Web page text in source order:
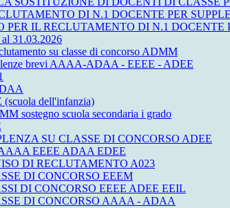
DI N.1 DOCENTE PER
PER IL RECLUTAMENTO DI N.1
31.03.2026
su classe di concorso ADMM
brevi AAAA-ADAA - EEEE - ADEE
dell'infanzia)
sostegno scuola secondaria i grado
SU CLASSE DI CONCORSO ADEE
AAAA EEEE ADAA EDEE
DI RECLUTAMENTO A023
DI CONCORSO EEEM
DI CONCORSO EEEE ADEE EEIL
DI CONCORSO AAAA - ADAA